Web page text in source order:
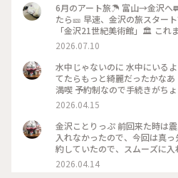
6月のアート旅☂️ 富山→金沢へ
たら🎫 早速、金沢の旅スター
「金沢21世紀美術館」🏛️ これ
休館日😱 今回初めて、あのス
来ました🏊🏊 ただ私は一人(笑
写真は撮れないよね⁉️と、、、
しみました😂 修学旅行かな❓
ないうちにと午前中に来たの
紀美術館#スイミングプール #
2026.07.10
水中じゃないのに 水中にいるよ
てたらもっと綺麗だったかな
満喫 予約制なので手続きがちょっと面倒だけど、 見てよかっ
た #ちいさな列車旅 #金沢#金沢21世紀美術館#プール #現代ア
ート
2026.04.15
金沢ことりっぷ 前回来た時は震災直後でこちらの美術館には
入れなかったので、今回は真っ先に
約していたので、スムーズに入れました。 八
🌸🌸🌸 芝生も綺麗でとても気持ちいい。 フリースペースもた
くさんあるので のんびり楽しめます。 今日は海外
2026.04.14